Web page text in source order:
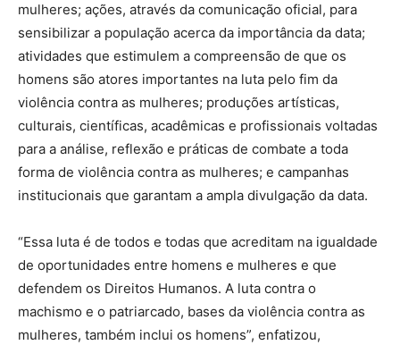
mulheres; ações, através da comunicação oficial, para
sensibilizar a população acerca da importância da data;
atividades que estimulem a compreensão de que os
homens são atores importantes na luta pelo fim da
violência contra as mulheres; produções artísticas,
culturais, científicas, acadêmicas e profissionais voltadas
para a análise, reflexão e práticas de combate a toda
forma de violência contra as mulheres; e campanhas
institucionais que garantam a ampla divulgação da data.
“Essa luta é de todos e todas que acreditam na igualdade
de oportunidades entre homens e mulheres e que
defendem os Direitos Humanos. A luta contra o
machismo e o patriarcado, bases da violência contra as
mulheres, também inclui os homens”, enfatizou,